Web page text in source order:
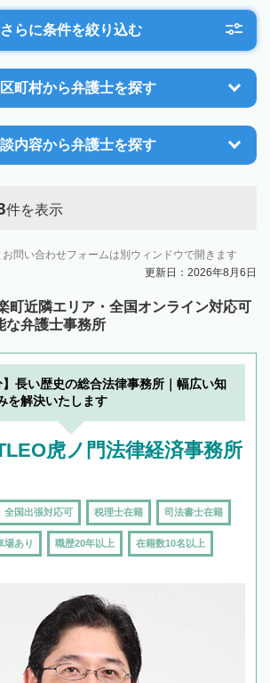
さらに条件を絞り込む
町村から弁護士を探す
内容から弁護士を探す
件を表示
問い合わせフォームは別ウィンドウで開きます
更新日：2026年8月6日
町近隣エリア・全国オンライン対応可
な弁護士事務所
】長い歴史の総合法律事務所｜幅広い知
を解決いたします
虎ノ門法律経済事務所
全国出張対応可 税理士在籍 司法書士在籍
場あり 職歴20年以上 在籍数10名以上